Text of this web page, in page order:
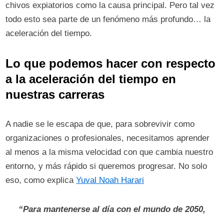
chivos expiatorios como la causa principal. Pero tal vez
todo esto sea parte de un fenómeno más profundo… la
aceleración del tiempo.
Lo que podemos hacer con respecto
a la aceleración del tiempo en
nuestras carreras
A nadie se le escapa de que, para sobrevivir como
organizaciones o profesionales, necesitamos aprender
al menos a la misma velocidad con que cambia nuestro
entorno, y más rápido si queremos progresar. No solo
eso, como explicaYuval Noah Harari
“Para mantenerse al día con el mundo de 2050,